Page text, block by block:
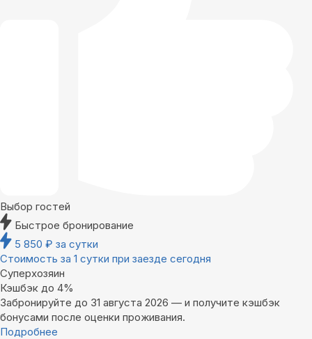
Выбор гостей
Быстрое бронирование
5 850 ₽ за сутки
Стоимость за 1 сутки при заезде сегодня
Суперхозяин
Кэшбэк до 4%
Забронируйте до 31 августа 2026 — и получите кэшбэк
бонусами после оценки проживания.
Подробнее